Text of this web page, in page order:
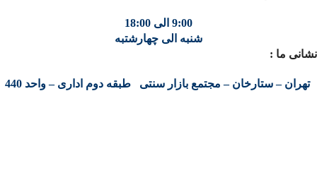
9:00 الی 18:00
شنبه الی چهارشتبه
نشانی ما :
تهران – ستارخان – مجتمع بازار سنتی طبقه دوم اداری – واحد 440